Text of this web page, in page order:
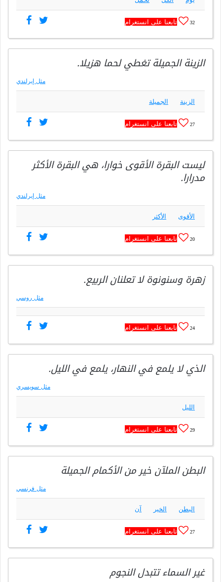
32 تابعنا على انستغرام
الزينة الجميلة تغطي لحما هزيلا.
مثل إيرلندي
الزينة الجميلة
27 تابعنا على انستغرام
ليست البقرة الأقوى خوارا، هي البقرة الأكثر
مدرارا.
مثل إيرلندي
الأقوى الأكثر
20 تابعنا على انستغرام
زهرة وسنونوة لا تعلنان الربيع.
مثل روسي
24 تابعنا على انستغرام
الذي لا يلمع في النهار، يلمع في الليل.
مثل سويسري
الليل
29 تابعنا على انستغرام
البطن الملآن خير من الأكمام الجميلة
مثل فرنسي
البطن الخير آن
27 تابعنا على انستغرام
غير السماء تتبدل النجوم